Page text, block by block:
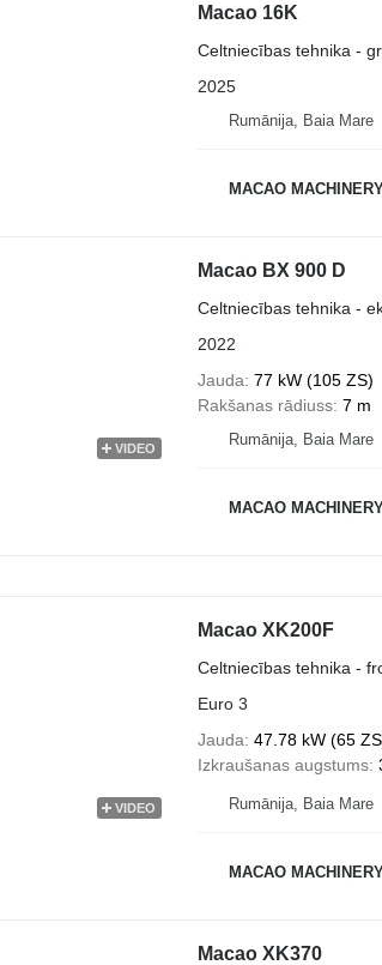
Macao 16K
Celtniecības tehnika -
2025
Rumānija, Baia Mare
MACAO
VIDEO
Macao BX 900 D
Celtniecības tehnika -
2022
Jauda 77 kW (105 ZS)
Rakšanas rādiuss 7 m
Rumānija, Baia Mare
MACAO
VIDEO
Macao XK200F
Celtniecības tehnika -
Euro 3
Jauda 47.78 kW (65
Izkraušanas augstums
Rumānija, Baia Mare
MACAO
Macao XK370